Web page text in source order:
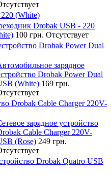
(White)
Drobak USB - 220
100 грн. Отсутствует
Drobak Power Dual
зарядное
Drobak Power Dual
(White) 169 грн.
Drobak Cable Charger 220V-
зарядное устройство
Cable Charger 220V-
(Rose) 249 грн.
Drobak Quatro USB